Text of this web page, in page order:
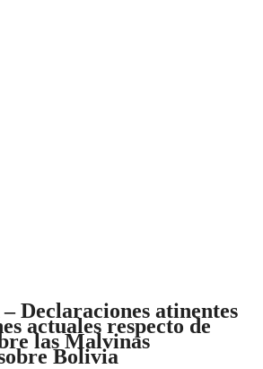
Declaraciones atinentes
actuales respecto de
las Malvinas
Bolivia